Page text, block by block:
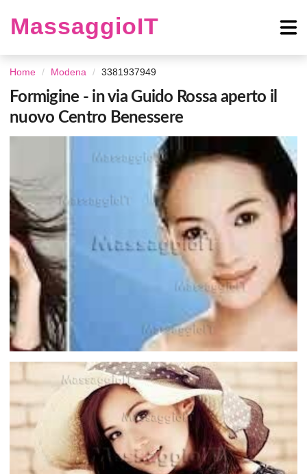
MassaggioIT
Home Modena 3381937949
Formigine - in via Guido Rossa aperto il
nuovo Centro Benessere